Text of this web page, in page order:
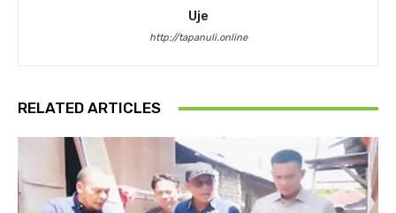
Uje
http://tapanuli.online
RELATED ARTICLES